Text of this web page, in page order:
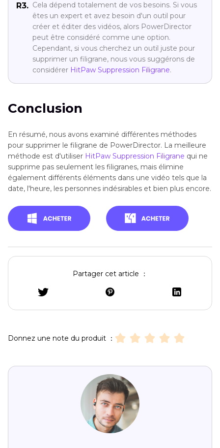
R3. Cela dépend totalement de vos besoins. Si vous
êtes un expert et avez besoin d'un outil pour
créer et éditer des vidéos, alors PowerDirector
peut être considéré comme une option.
Cependant, si vous cherchez un outil juste pour
supprimer un filigrane, nous vous suggérons de
considérer HitPaw Suppression Filigrane.
Conclusion
En résumé, nous avons examiné différentes méthodes
pour supprimer le filigrane de PowerDirector. La meilleure
méthode est d'utiliser HitPaw Suppression Filigrane qui ne
supprime pas seulement les filigranes, mais élimine
également différents éléments dans une vidéo tels que la
date, l'heure, les personnes indésirables et bien plus encore.
Partager cet article ：
Donnez une note du produit ：